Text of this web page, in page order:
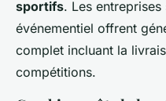
sportifs. Les
événementiel offrent
complet incluant la
compétitions.